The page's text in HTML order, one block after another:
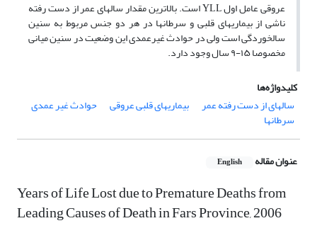
عروقی عامل اول YLL است. بالاترین مقدار سالهای عمر از دست رفته
ناشی از بیماریهای قلبی و سرطانها در هر دو جنس مربوط به سنین
سالخوردگی است ولی در حوادث غیرعمدی این وضعیت در سنین میانی
مخصوصا ۱۵-۹ سال وجود دارد.
کلیدواژه‌ها
سالهای از دست رفته عمر
بیماریهای قلبی عروقی حوادث غیر عمدی
سرطانها
عنوان مقاله English
Years of Life Lost due to Premature Deaths from
Leading Causes of Death in Fars Province, 2006